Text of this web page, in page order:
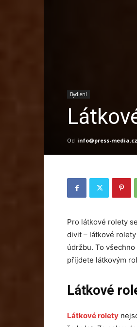
Bydlení
Od info@press-media.cz
Pro látkové rolety
divit – látkové
údržbu. To
přijdete látkovým
Látkové
Látkové rolety